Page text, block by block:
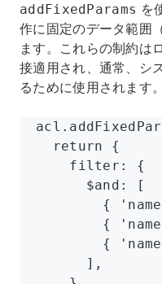
addFixedParams を
作に固定のデータ範囲
ます。これらの制約は
接適用され、通常、シ
るために使用されます。
acl
  return
{
    filter
:
{
      $and
:
[
        {
        {
        {
      ]
,